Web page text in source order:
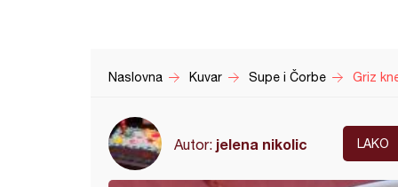
Naslovna Kuvar Supe i Čorbe Griz
Autor: jelena nikolic LAKO